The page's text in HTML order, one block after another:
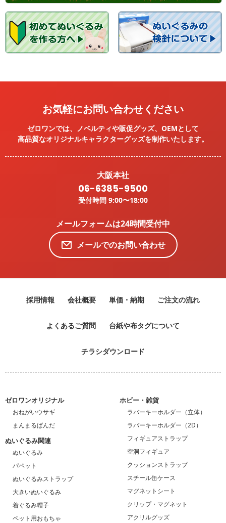
お気軽にお問い合わせください
ゼロワンでは、ノベルティや販促グッズ、OEMとして
高品質なオリジナルキャラクターグッズを制作いたします。
大阪本社
06-6385-9500
受付時間 9:00〜18:00
メールフォームは24時間受付中
メールでのお問い合わせ
採用情報 会社概要 単価・納期 ご注文の流れ
よくあるご質問 台紙や布タグについて
チラシダウンロード
ゼロワンオリジナル
おねがいウサギ
まんまるぱんだ
ぬいぐるみ関連
ぬいぐるみ
パペット
ぬいぐるみストラップ
大きいぬいぐるみ
着ぐるみ帽子
ペット用おもちゃ
ホビー・雑貨
ラバーキーホルダー（立体）
ラバーキーホルダー（2D）
フィギュアストラップ
空洞フィギュア
クッションストラップ
スチール缶ケース
マグネットシート
クリップ・マグネット
アクリルグッズ